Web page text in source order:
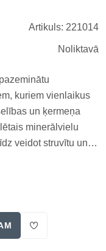
Artikuls: 221014
Noliktavā
kuriem vienlaikus
un ķermeņa
minerālvielu
veidot struvītu un
optimālu